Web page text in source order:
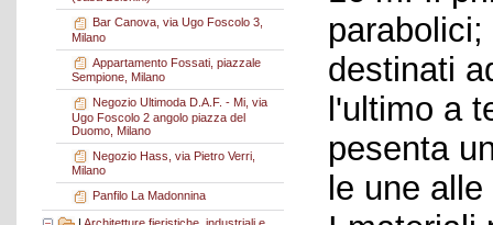
Bar Canova, via Ugo Foscolo 3,
Milano
Appartamento Fossati, piazzale
Sempione, Milano
Negozio Ultimoda D.A.F. - Mi, via
Ugo Foscolo 2 angolo piazza del
Duomo, Milano
Negozio Hass, via Pietro Verri,
Milano
Panfilo La Madonnina
destinati
l'ultimo a
pesenta
le une